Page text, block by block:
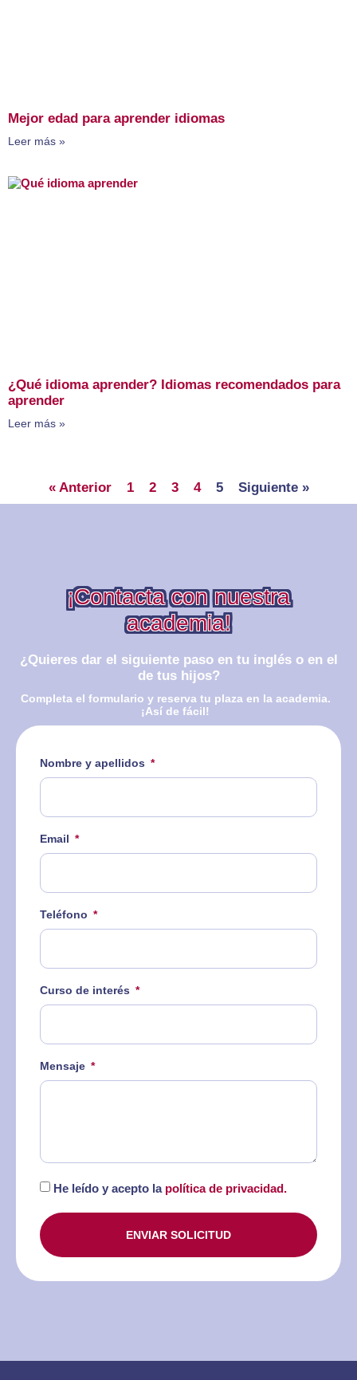
Mejor edad para aprender idiomas
Leer más »
¿Qué idioma aprender? Idiomas recomendados para
aprender
Leer más »
« Anterior 1 2 3 4 5 Siguiente »
¡Contacta con nuestra
academia!
¿Quieres dar el siguiente paso en tu inglés o en el
de tus hijos?
Completa el formulario y reserva tu plaza en la academia.
¡Así de fácil!
Nombre y apellidos
Email
Teléfono
Curso de interés
Mensaje
He leído y acepto la política de privacidad.
ENVIAR SOLICITUD